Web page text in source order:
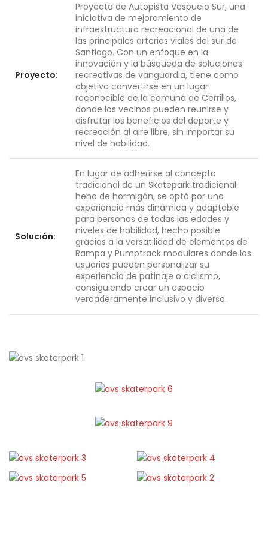
Proyecto:
Proyecto de Autopista Vespucio Sur, una
iniciativa de mejoramiento de
infraestructura recreacional de una de
las principales arterias viales del sur de
Santiago. Con un enfoque en la
innovación y la búsqueda de soluciones
recreativas de vanguardia, tiene como
objetivo convertirse en un lugar
reconocible de la comuna de Cerrillos,
donde los vecinos pueden reunirse y
disfrutar los beneficios del deporte y
recreación al aire libre, sin importar su
nivel de habilidad.
Solución:
En lugar de adherirse al concepto
tradicional de un Skatepark tradicional
heho de hormigón, se optó por una
experiencia más dinámica y adaptable
para personas de todas las edades y
niveles de habilidad, hecho posible
gracias a la versatilidad de elementos de
Rampa y Pumptrack modulares donde los
usuarios pueden personalizar su
experiencia de patinaje o ciclismo,
consiguiendo crear un espacio
verdaderamente inclusivo y diverso.